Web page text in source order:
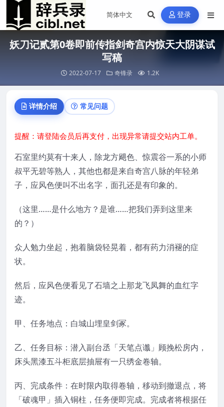
登录
妖刀记贰第0卷即前传指剑奇宫内惊天大阴谋试
写稿
2022-07-17 奇锋录 1.2K
详情介绍 常见问题
提醒：请登陆会员后再支付，出现异常请提交站内工单。
石室里约莫有十来人，除龙方飓色、惊震谷一系的小师
叔平无碧等熟人，其他也都是来自奇宫八脉的年轻弟
子，应风色便叫不出名字，面孔还是有印象的。
（这里……是什么地方？是谁……把我们弄到这里来
的？）
众人勉力坐起，抱着脑袋轻晃着，都有药力消褪的症
状。
然后，应风色便看见了石墙之上那龙飞凤舞的血红字
迹。
甲、任务地点：白城山埋皇剑冢。
乙、任务目标：潜入副台丞「天笔点谶」顾挽松房内，
床头黑漆五斗柜底层抽屉有一只绣金卷轴。
丙、完成条件：在时限内取得卷轴，移动到撤退点，将
「破魂甲」插入铜柱，任务便即完成。完成者将根据任